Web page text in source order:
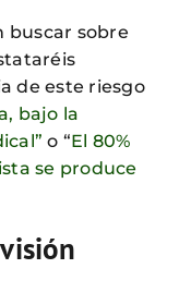
buscar sobre
de este riesgo
bajo la
o “El 80%
se produce